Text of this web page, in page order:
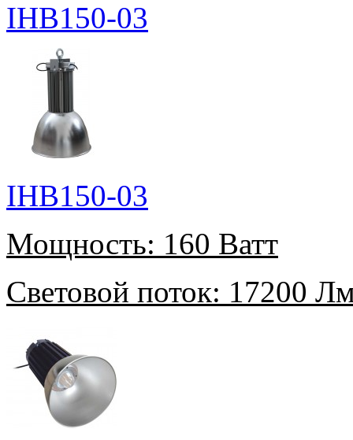
IHB150-03
IHB150-03
Мощность: 160 Ватт
Световой поток: 17200